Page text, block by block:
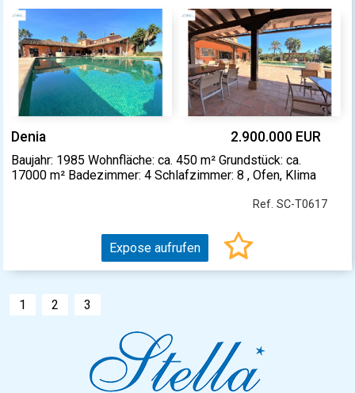
Denia 2.900.000 EUR
Baujahr: 1985 Wohnfläche: ca. 450 m² Grundstück: ca.
17000 m² Badezimmer: 4 Schlafzimmer: 8 , Ofen, Klima
Ref. SC-T0617
Expose aufrufen
1 2 3